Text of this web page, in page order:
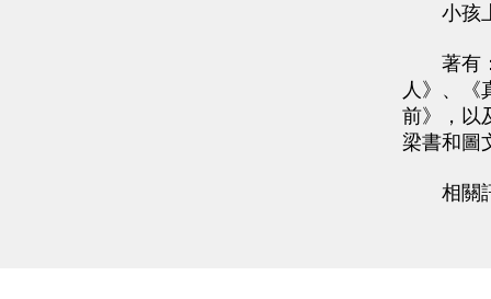
小孩上
著有：
人》、《
前》，以
梁書和圖
相關訊